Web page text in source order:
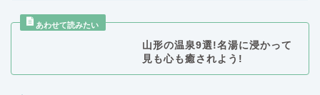
山形の温泉9選!名湯に浸かって
見も心も癒されよう!